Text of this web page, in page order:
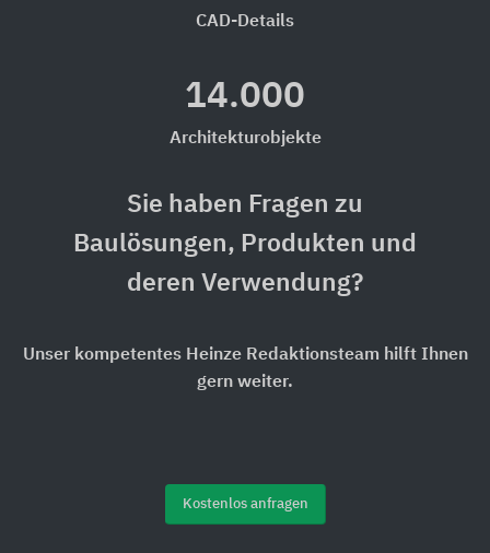
CAD-Details
14.000
Architekturobjekte
Sie haben Fragen zu
Baulösungen, Produkten und
deren Verwendung?
Unser kompetentes Heinze Redaktionsteam hilft Ihnen
gern weiter.
Kostenlos anfragen